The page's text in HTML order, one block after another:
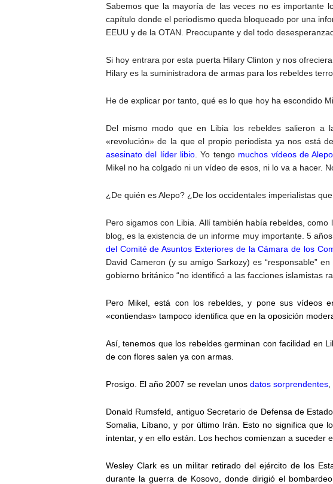
Sabemos que la mayoría de las veces no es importante
capítulo donde el periodismo queda bloqueado por una
EEUU y de la OTAN. Preocupante y del todo
Si hoy entrara por esta puerta Hilary Clinton y nos
Hilary es la suministradora de armas para los rebeldes
He de explicar por tanto, qué es lo que hoy ha escondido
Del mismo modo que en Libia los rebeldes salieron a
«revolución» de la que el propio periodista ya nos está
asesinato del líder libio . Yo tengo muchos vídeos de Alepo
Mikel no ha colgado ni un vídeo de esos, ni lo va a hacer.
¿De quién es Alepo? ¿De los occidentales imperialistas
Pero sigamos con Libia. Allí también había rebeldes,
blog, es la existencia de un informe muy importante. 5
del Comité de Asuntos Exteriores de la Cámara de los
David Cameron (y su amigo Sarkozy) es “responsable”
gobierno británico “no identificó a las facciones islamistas
Pero Mikel, está con los rebeldes, y pone sus vídeos
«contiendas» tampoco identifica que en la oposición
Así, tenemos que los rebeldes germinan con facilidad en
de con flores salen ya con armas.
Prosigo. El año 2007 se revelan unos datos sorprendentes,
Donald Rumsfeld, antiguo Secretario de Defensa de
Somalia, Líbano, y por último Irán. Esto no significa que
intentar, y en ello están. Los hechos comienzan a suceder
Wesley Clark es un militar retirado del ejército de los
durante la guerra de Kosovo, donde dirigió el